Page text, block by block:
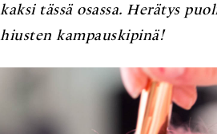
kaksi tässä osassa. Herätys
hiusten kampauskipinä!